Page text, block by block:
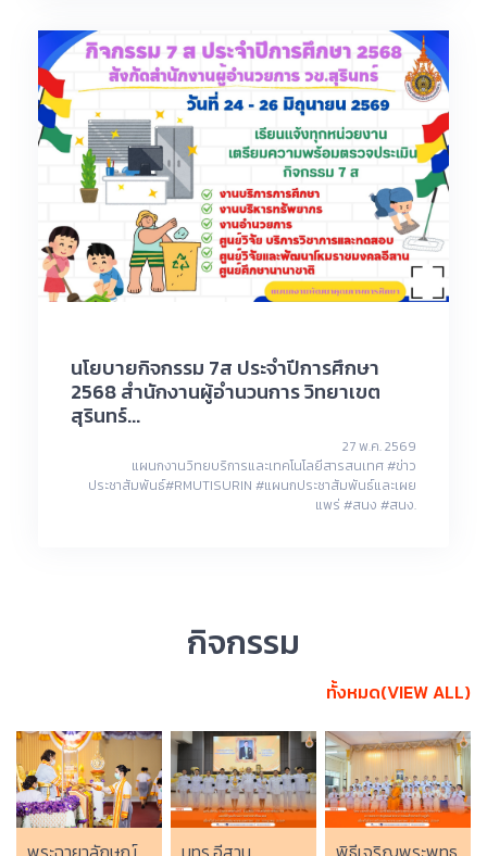
นโยบายกิจกรรม 7ส ประจำปีการศึกษา
2568 สำนักงานผู้อำนวนการ วิทยาเขต
สุรินทร์...
27 พ.ค. 2569
แผนกงานวิทยบริการและเทคโนโลยีสารสนเทศ #ข่าว
ประชาสัมพันธ์#RMUTISURIN #แผนกประชาสัมพันธ์และเผย
แพร่ #สนง #สนง.
กิจกรรม
ทั้งหมด(VIEW ALL)